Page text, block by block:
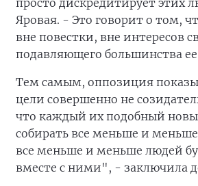
просто дискредитирует этих
Яровая. - Это говорит о том,
вне повестки, вне интересов
подавляющего большинства
Тем самым, оппозиция
цели совершенно не
что каждый их подобный
собирать все меньше и
все меньше и меньше людей
вместе с ними", - заключила